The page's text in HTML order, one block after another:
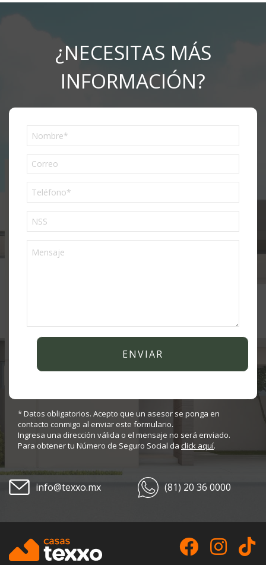
¿NECESITAS MÁS
INFORMACIÓN?
Phone
* Datos obligatorios. Acepto que un asesor se ponga en
contacto conmigo al enviar este formulario.
Ingresa una dirección válida o el mensaje no será enviado.
Para obtener tu Número de Seguro Social da click aquí.
info@texxo.mx (81) 20 36 0000